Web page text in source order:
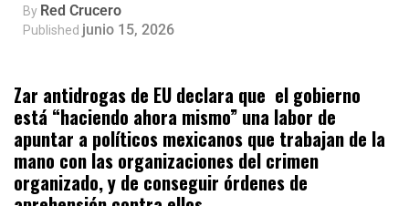
By Red Crucero
Published junio 15, 2026
Zar antidrogas de EU declara que el gobierno
está “haciendo ahora mismo” una labor de
apuntar a políticos mexicanos que trabajan de la
mano con las organizaciones del crimen
organizado, y de conseguir órdenes de